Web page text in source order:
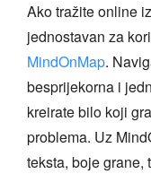
Ako tražite online
jednostavan za
MindOnMap.
besprijekorna i
kreirate bilo koji
problema. Uz
teksta, boje grane,